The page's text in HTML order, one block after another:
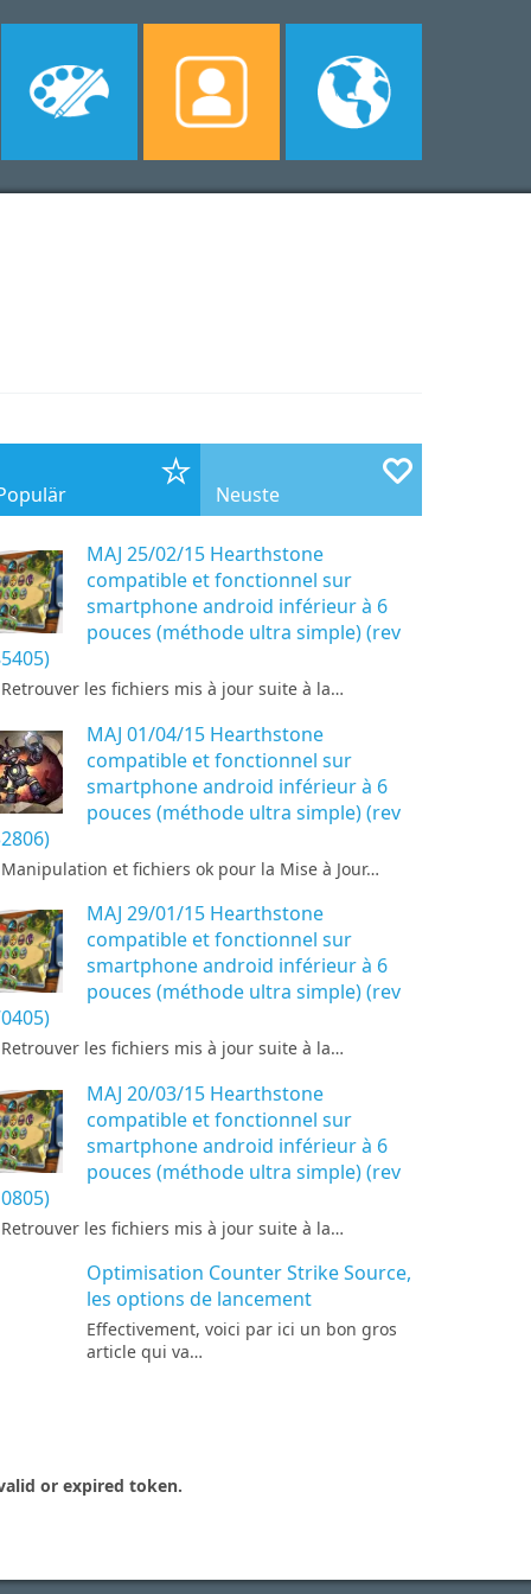
Neuste
MAJ 25/02/15 Hearthstone
compatible et fonctionnel sur
smartphone android inférieur à 6
pouces (méthode ultra simple) (rev
les fichiers mis à jour suite à la…
MAJ 01/04/15 Hearthstone
compatible et fonctionnel sur
smartphone android inférieur à 6
pouces (méthode ultra simple) (rev
et fichiers ok pour la Mise à Jour…
MAJ 29/01/15 Hearthstone
compatible et fonctionnel sur
smartphone android inférieur à 6
pouces (méthode ultra simple) (rev
les fichiers mis à jour suite à la…
MAJ 20/03/15 Hearthstone
compatible et fonctionnel sur
smartphone android inférieur à 6
pouces (méthode ultra simple) (rev
les fichiers mis à jour suite à la…
Optimisation Counter Strike Source,
les options de lancement
Effectivement, voici par ici un bon gros
article qui va…
or expired token.